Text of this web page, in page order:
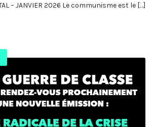
– JANVIER 2026 Le communisme est le […]